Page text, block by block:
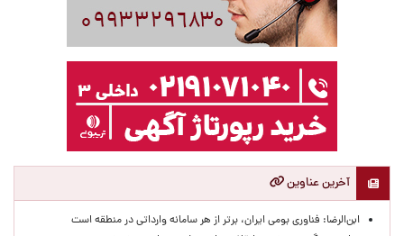
آخرین عناوین
ابن‌الرضا: فناوری بومی ایران، برتر از هر سامانه وارداتی در منطقه است